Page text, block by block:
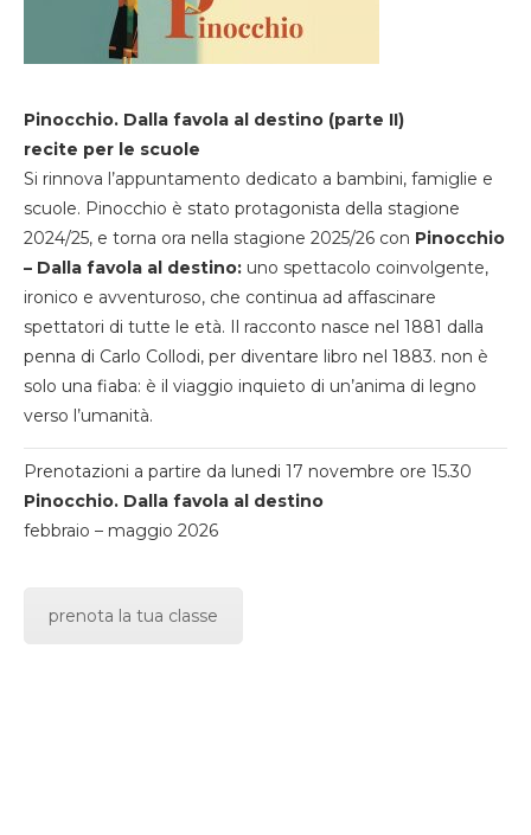
Pinocchio. Dalla favola al destino (parte II)
recite per le scuole
Si rinnova l’appuntamento dedicato a bambini, famiglie e
scuole. Pinocchio è stato protagonista della stagione
2024/25, e torna ora nella stagione 2025/26 con Pinocchio
– Dalla favola al destino: uno spettacolo coinvolgente,
ironico e avventuroso, che continua ad affascinare
spettatori di tutte le età. Il racconto nasce nel 1881 dalla
penna di Carlo Collodi, per diventare libro nel 1883. non è
solo una fiaba: è il viaggio inquieto di un’anima di legno
verso l’umanità.
Prenotazioni a partire da lunedi 17 novembre ore 15.30
Pinocchio. Dalla favola al destino
febbraio – maggio 2026
prenota la tua classe